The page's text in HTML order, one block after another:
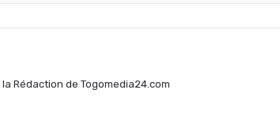
Rédaction de Togomedia24.com